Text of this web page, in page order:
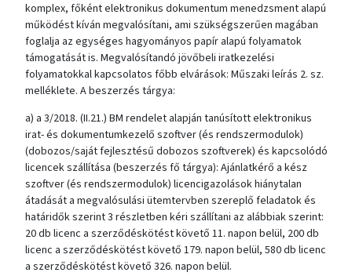
komplex, főként elektronikus dokumentum menedzsment alapú
működést kíván megvalósítani, ami szükségszerűen magában
foglalja az egységes hagyományos papír alapú folyamatok
támogatását is. Megvalósítandó jövőbeli iratkezelési
folyamatokkal kapcsolatos főbb elvárások: Műszaki leírás 2. sz.
melléklete. A beszerzés tárgya:
a) a 3/2018. (II.21.) BM rendelet alapján tanúsított elektronikus
irat- és dokumentumkezelő szoftver (és rendszermodulok)
(dobozos/saját fejlesztésű dobozos szoftverek) és kapcsolódó
licencek szállítása (beszerzés fő tárgya): Ajánlatkérő a kész
szoftver (és rendszermodulok) licencigazolások hiánytalan
átadását a megvalósulási ütemtervben szereplő feladatok és
határidők szerint 3 részletben kéri szállítani az alábbiak szerint:
20 db licenc a szerződéskötést követő 11. napon belül, 200 db
licenc a szerződéskötést követő 179. napon belül, 580 db licenc
a szerződéskötést követő 326. napon belül.